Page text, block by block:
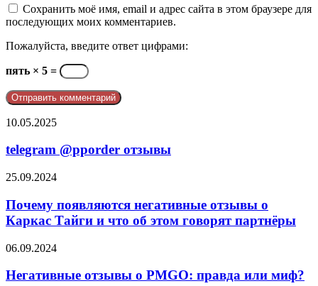
Сохранить моё имя, email и адрес сайта в этом браузере для
последующих моих комментариев.
Пожалуйста, введите ответ цифрами:
пять × 5 =
telegram
отзывы
10.05.2025
telegram @pporder отзывы
Почему
негативные
отзывы
о
Тайги
что
25.09.2024
Почему появляются негативные отзывы о
Каркас Тайги и что об этом говорят партнёры
Негативные
о
06.09.2024
Негативные отзывы о PMGO: правда или миф?